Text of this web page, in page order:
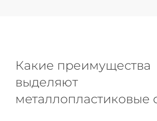
Какие преимущества
выделяют
металлопластиковые